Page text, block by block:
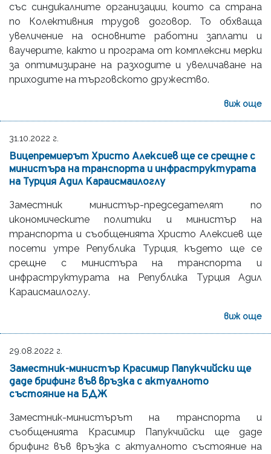
със синдикалните организации, които са страна
по Колективния трудов договор. То обхваща
увеличение на основните работни заплати и
ваучерите, както и програма от комплексни мерки
за оптимизиране на разходите и увеличаване на
приходите на търговското дружество.
виж още
31.10.2022 г.
Вицепремиерът Христо Алексиев ще се срещне с
министъра на транспорта и инфраструктурата
на Турция Адил Караисмаилоглу
Заместник министър-председателят по
икономическите политики и министър на
транспорта и съобщенията Христо Алексиев ще
посети утре Република Турция, където ще се
срещне с министъра на транспорта и
инфраструктурата на Република Турция Адил
Караисмаилоглу.
виж още
29.08.2022 г.
Заместник-министър Красимир Папукчийски ще
даде брифинг във връзка с актуалното
състояние на БДЖ
Заместник-министърът на транспорта и
съобщенията Красимир Папукчийски ще даде
брифинг във връзка с актуалното състояние на